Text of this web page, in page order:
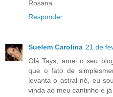
Rosana
Responder
Suelem Carolina 21 de
Olá Tays, amei o seu
que o fato de
levanta o astral né, eu
vinda ao meu cantinho e